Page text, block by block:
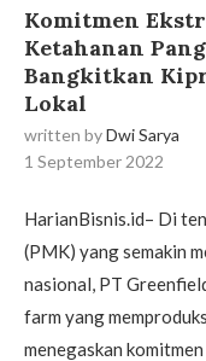
Komitmen
Ketahanan
Bangkitkan
Lokal
written byDwi Sarya
1 September 2022
HarianBisnis.id– Di
(PMK) yang semakin
nasional, PT
farm yang
menegaskan